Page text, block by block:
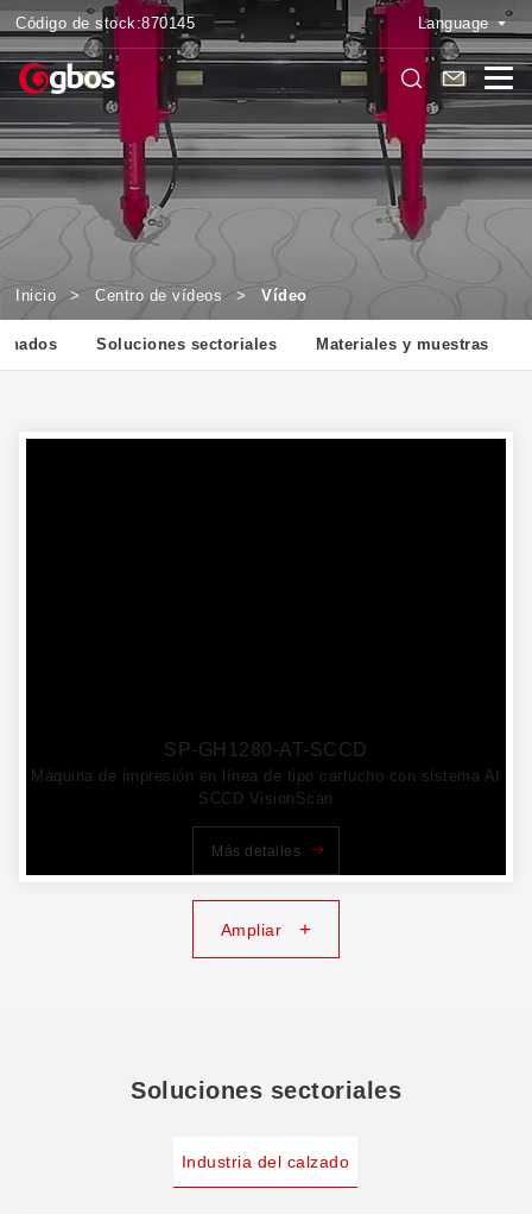
Código de stock:870145 Language
Inicio > Centro de vídeos > Vídeo
Soluciones sectoriales Materiales y muestras
SP-GH1280-AT-SCCD
Máquina de impresión en línea de tipo cartucho con sistema AI
SCCD VisionScan
Más detalles
Ampliar +
Soluciones sectoriales
Industria del calzado